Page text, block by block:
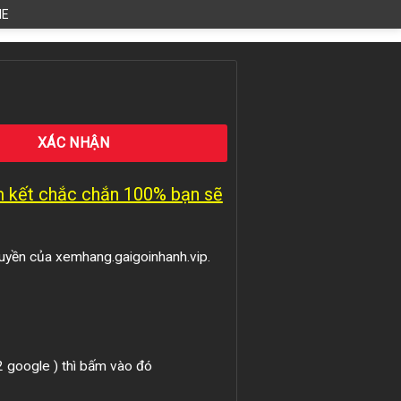
chắc chắn 100% bạn sẽ
của xemhang.gaigoinhanh.vip.
google ) thì bấm vào đó